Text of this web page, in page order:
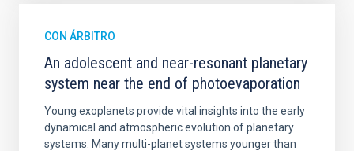
CON ÁRBITRO
An adolescent and near-resonant planetary
system near the end of photoevaporation
Young exoplanets provide vital insights into the early
dynamical and atmospheric evolution of planetary
systems. Many multi-planet systems younger than